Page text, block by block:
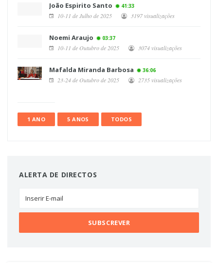
João Espirito Santo 41:33
10-11 de Julho de 2025 3197 visualizações
Noemi Araujo 03:37
10-11 de Outubro de 2025 3074 visualizações
Mafalda Miranda Barbosa 36:06
23-24 de Outubro de 2025 2735 visualizações
1 ANO 5 ANOS TODOS
ALERTA DE DIRECTOS